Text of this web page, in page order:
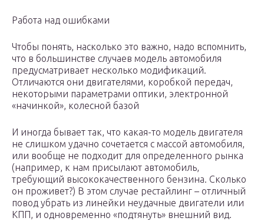
Работа над ошибками
Чтобы понять, насколько это важно, надо вспомнить,
что в большинстве случаев модель автомобиля
предусматривает несколько модификаций.
Отличаются они двигателями, коробкой передач,
некоторыми параметрами оптики, электронной
«начинкой», колесной базой
И иногда бывает так, что какая-то модель двигателя
не слишком удачно сочетается с массой автомобиля,
или вообще не подходит для определенного рынка
(например, к нам присылают автомобиль,
требующий высококачественного бензина. Сколько
он проживет?) В этом случае рестайлинг – отличный
повод убрать из линейки неудачные двигатели или
КПП, и одновременно «подтянуть» внешний вид.